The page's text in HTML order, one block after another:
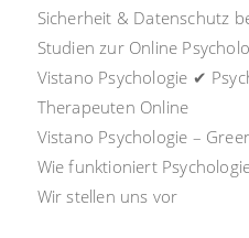
Sicherheit & Datenschutz
Studien zur Online
Vistano Psychologie ✔
Therapeuten Online
Vistano Psychologie –
Wie funktioniert
Wir stellen uns vor